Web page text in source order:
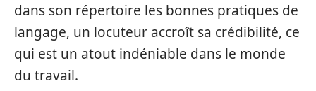
dans son répertoire les bonnes pratiques de
langage, un locuteur accroît sa crédibilité, ce
qui est un atout indéniable dans le monde
du travail.